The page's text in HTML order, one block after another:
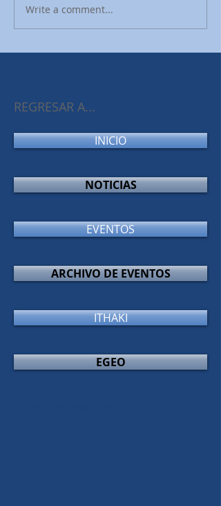
Write a comment...
REGRESAR A...
INICIO
NOTICIAS
EVENTOS
ARCHIVO DE EVENTOS
ITHAKI
EGEO